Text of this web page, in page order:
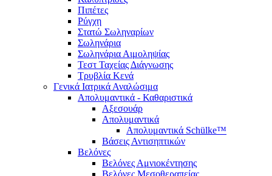
Πιπέτες
Ρύγχη
Στατώ Σωληναρίων
Σωληνάρια
Σωληνάρια Αιμοληψίας
Τεστ Ταχείας Διάγνωσης
Τρυβλία Κενά
Γενικά Ιατρικά Αναλώσιμα
Απολυμαντικά - Καθαριστικά
Αξεσουάρ
Απολυμαντικά
Απολυμαντικά Schülke™
Βάσεις Αντισηπτικών
Βελόνες
Βελόνες Αμνιοκέντησης